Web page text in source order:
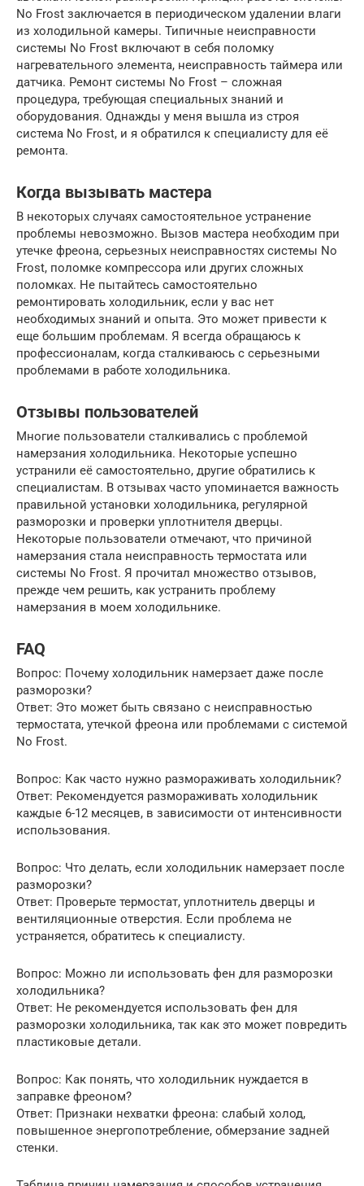
No Frost заключается в периодическом удалении влаги
из холодильной камеры. Типичные неисправности
системы No Frost включают в себя поломку
нагревательного элемента, неисправность таймера или
датчика. Ремонт системы No Frost – сложная
процедура, требующая специальных знаний и
оборудования. Однажды у меня вышла из строя
система No Frost, и я обратился к специалисту для её
ремонта.
Когда вызывать мастера
В некоторых случаях самостоятельное устранение
проблемы невозможно. Вызов мастера необходим при
утечке фреона, серьезных неисправностях системы No
Frost, поломке компрессора или других сложных
поломках. Не пытайтесь самостоятельно
ремонтировать холодильник, если у вас нет
необходимых знаний и опыта. Это может привести к
еще большим проблемам. Я всегда обращаюсь к
профессионалам, когда сталкиваюсь с серьезными
проблемами в работе холодильника.
Отзывы пользователей
Многие пользователи сталкивались с проблемой
намерзания холодильника. Некоторые успешно
устранили её самостоятельно, другие обратились к
специалистам. В отзывах часто упоминается важность
правильной установки холодильника, регулярной
разморозки и проверки уплотнителя дверцы.
Некоторые пользователи отмечают, что причиной
намерзания стала неисправность термостата или
системы No Frost. Я прочитал множество отзывов,
прежде чем решить, как устранить проблему
намерзания в моем холодильнике.
FAQ
Вопрос: Почему холодильник намерзает даже после
разморозки?
Ответ: Это может быть связано с неисправностью
термостата, утечкой фреона или проблемами с системой
No Frost.
Вопрос: Как часто нужно размораживать холодильник?
Ответ: Рекомендуется размораживать холодильник
каждые 6-12 месяцев, в зависимости от интенсивности
использования.
Вопрос: Что делать, если холодильник намерзает после
разморозки?
Ответ: Проверьте термостат, уплотнитель дверцы и
вентиляционные отверстия. Если проблема не
устраняется, обратитесь к специалисту.
Вопрос: Можно ли использовать фен для разморозки
холодильника?
Ответ: Не рекомендуется использовать фен для
разморозки холодильника, так как это может повредить
пластиковые детали.
Вопрос: Как понять, что холодильник нуждается в
заправке фреоном?
Ответ: Признаки нехватки фреона: слабый холод,
повышенное энергопотребление, обмерзание задней
стенки.